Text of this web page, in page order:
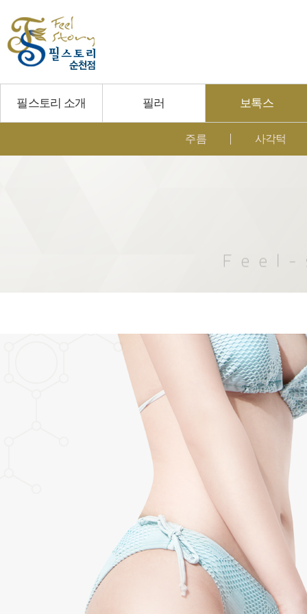
필스토리 소개 필러 보톡스
주름 사각턱